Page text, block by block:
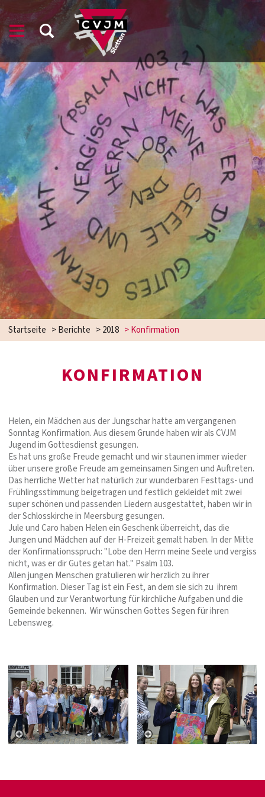
Startseite >Berichte >2018 >Konfirmation
KONFIRMATION
Helen, ein Mädchen aus der Jungschar hatte am vergangenen
Sonntag Konfirmation. Aus diesem Grunde haben wir als CVJM
Jugend im Gottesdienst gesungen.
Es hat uns große Freude gemacht und wir staunen immer wieder
über unsere große Freude am gemeinsamen Singen und Auftreten.
Das herrliche Wetter hat natürlich zur wunderbaren Festtags- und
Frühlingsstimmung beigetragen und festlich gekleidet mit zwei
super schönen und passenden Liedern ausgestattet, haben wir in
der Schlosskirche in Meersburg gesungen.
Jule und Caro haben Helen ein Geschenk überreicht, das die
Jungen und Mädchen auf der H-Freizeit gemalt haben. In der Mitte
der Konfirmationsspruch: "Lobe den Herrn meine Seele und vergiss
nicht, was er dir Gutes getan hat." Psalm 103.
Allen jungen Menschen gratulieren wir herzlich zu ihrer
Konfirmation. Dieser Tag ist ein Fest, an dem sie sich zu ihrem
Glauben und zur Verantwortung für kirchliche Aufgaben und die
Gemeinde bekennen. Wir wünschen Gottes Segen für ihren
Lebensweg.